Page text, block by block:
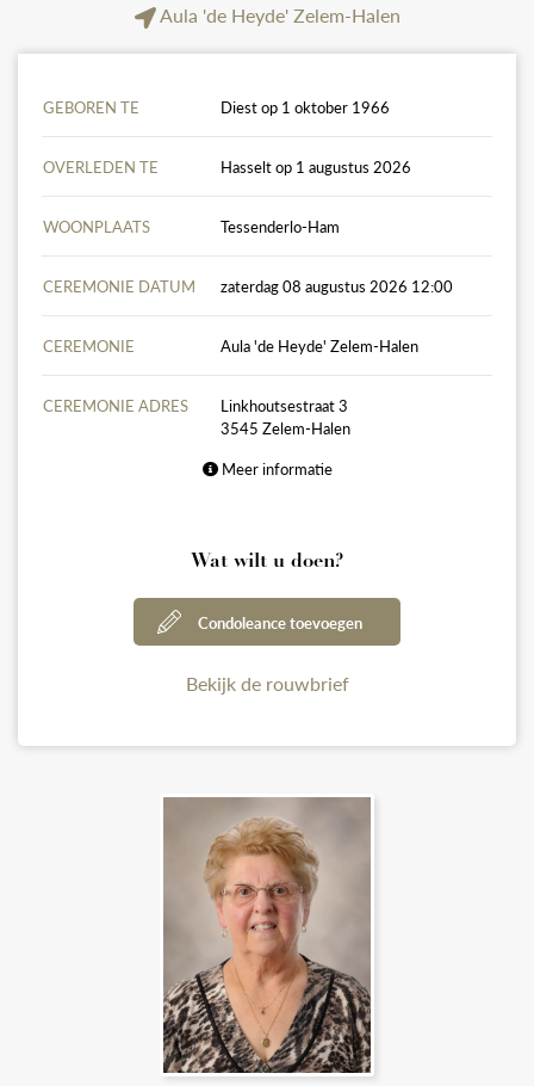
Aula 'de Heyde' Zelem-Halen
GEBOREN TE Diest op 1 oktober 1966
OVERLEDEN TE Hasselt op 1 augustus 2026
WOONPLAATS Tessenderlo-Ham
CEREMONIE DATUM zaterdag 08 augustus 2026 12:00
CEREMONIE Aula 'de Heyde' Zelem-Halen
CEREMONIE ADRES
Linkhoutsestraat 3
3545 Zelem-Halen
Meer informatie
Wat wilt u doen?
Condoleance toevoegen
Bekijk de rouwbrief